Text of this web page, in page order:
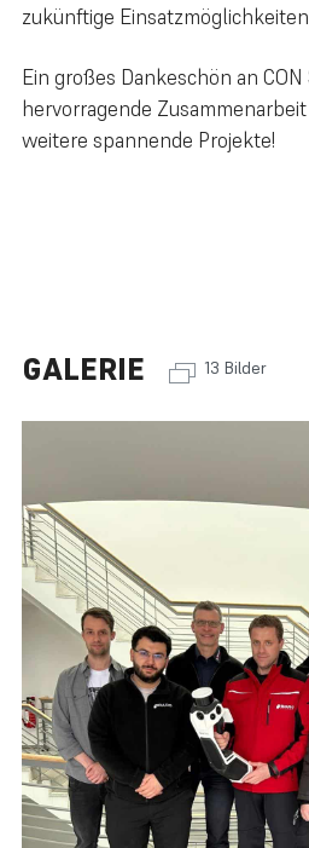
zukünftige
Ein großes Dankeschön an CON
hervorragende
weitere spannende Projekte!
GALERIE 13 Bilder